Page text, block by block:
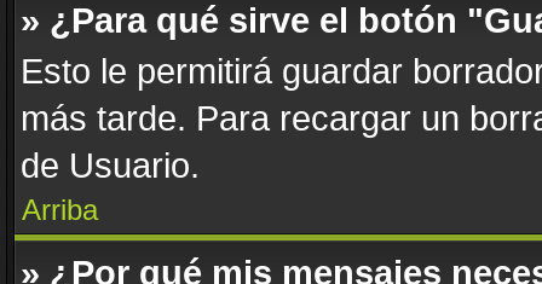
» ¿Para qué sirve el botón
Esto le permitirá guardar
más tarde. Para recargar un
de Usuario.
Arriba
» ¿Por qué mis mensajes